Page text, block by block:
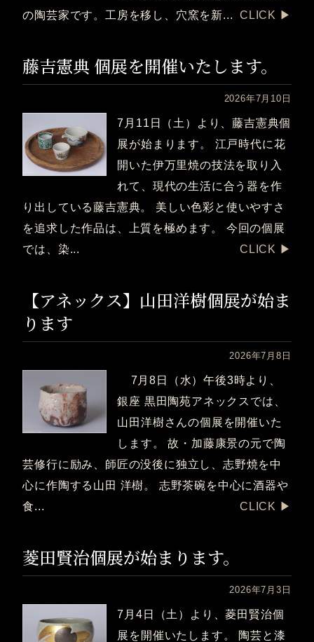
の陶芸家です。工房を移し、穴窯を新...
CLICK ▶︎
藤吉憲典 個展を開催いたします。
2026年7月10日
7月11日（土）より、藤吉憲典個
展が始まります。 江戸時代に花
開いた伊万里焼の技法を取り入
れて、現代の生活に合う器を作
り出している藤吉憲典。 美しい色彩と使いやすさ
を追求した作品は、上質を極めます。 今回の個展
では、染...
CLICK ▶︎
【アネックス】山田洋樹個展が始ま
ります
2026年7月8日
7月8日（水）午後3時より、
銀座 黒田陶苑アネックスでは、
山田洋樹さんの個展を開催いた
します。 故・加藤康景の元で陶
芸修行に励み、師匠の没後に独立し、志野焼を中
心に作陶する山田 洋樹。 志野茶碗を中心に酒器や
食...
CLICK ▶︎
菱田賢治個展が始まります。
2026年7月3日
7月4日（土）より、菱田賢治個
展を開催いたします。 陶芸と漆